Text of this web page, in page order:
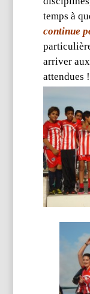
temps à
continue
arriver
attendues !